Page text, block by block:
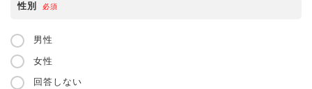
性別 必須
男性
女性
回答しない